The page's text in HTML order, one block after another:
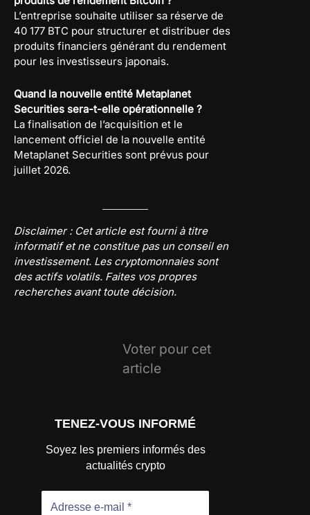
L’entreprise souhaite utiliser sa réserve de
40 177 BTC pour structurer et distribuer des
produits financiers générant du rendement
pour les investisseurs japonais.
Quand la nouvelle entité Metaplanet
Securities sera-t-elle opérationnelle ?
La finalisation de l’acquisition et le
lancement officiel de la nouvelle entité
Metaplanet Securities sont prévus pour
juillet 2026.
Disclaimer : Cet article est fourni à titre
informatif et ne constitue pas un conseil en
investissement. Les cryptomonnaies sont
des actifs volatils. Faites vos propres
recherches avant toute décision.
Voter pour cet
article
TENEZ-VOUS INFORMÉ
Soyez les premiers informés des
actualités crypto